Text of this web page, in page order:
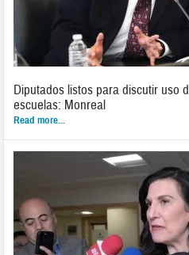
Diputados listos para discutir uso
escuelas: Monreal
Read more...